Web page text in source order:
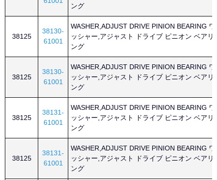
ング
38125
38130-
61001
WASHER,ADJUST DRIVE PINION BEARING ワ
ッシャー,アジャスト ドライブ ピニオン ベアリ
ング
38125
38130-
61001
WASHER,ADJUST DRIVE PINION BEARING ワ
ッシャー,アジャスト ドライブ ピニオン ベアリ
ング
38125
38131-
61001
WASHER,ADJUST DRIVE PINION BEARING ワ
ッシャー,アジャスト ドライブ ピニオン ベアリ
ング
38125
38131-
61001
WASHER,ADJUST DRIVE PINION BEARING ワ
ッシャー,アジャスト ドライブ ピニオン ベアリ
ング